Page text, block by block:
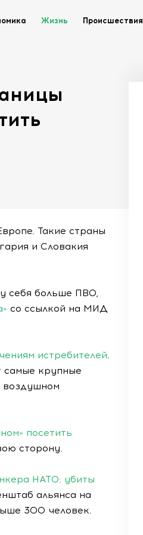
Жизнь Происшествия
Такие страны
и Словакия
себя больше ПВО,
со ссылкой на МИД
истребителей.
самые крупные
воздушном
посетить
сторону.
НАТО: убиты
альянса на
300 человек.